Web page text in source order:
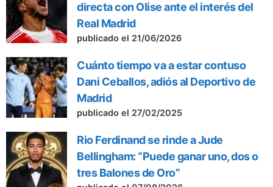
directa con Olise ante el interés del
Real Madrid
publicado el 21/06/2026
Cuánto tiempo va a estar contuso
Dani Ceballos, adiós al Deportivo de
Madrid
publicado el 27/02/2025
Rio Ferdinand se rinde a Jude
Bellingham: “Puede ganar uno, dos o
tres Balones de Oro”